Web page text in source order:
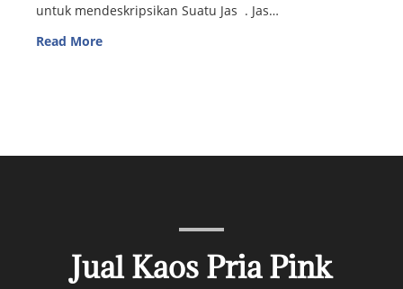
untuk mendeskripsikan Suatu Jas . Jas…
Read More
Jual Kaos Pria Pink